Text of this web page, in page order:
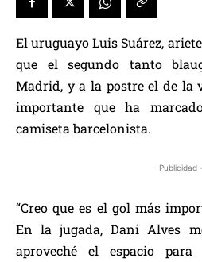
El uruguayo Luis Suárez,
que el segundo tanto
Madrid, y a la postre el de la
importante que ha
camiseta barcelonista.
- Publicidad -
“Creo que es el gol más
En la jugada, Dani Alves
aproveché el espacio